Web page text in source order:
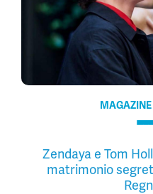
MAGAZINE
Zendaya e Tom
matrimonio